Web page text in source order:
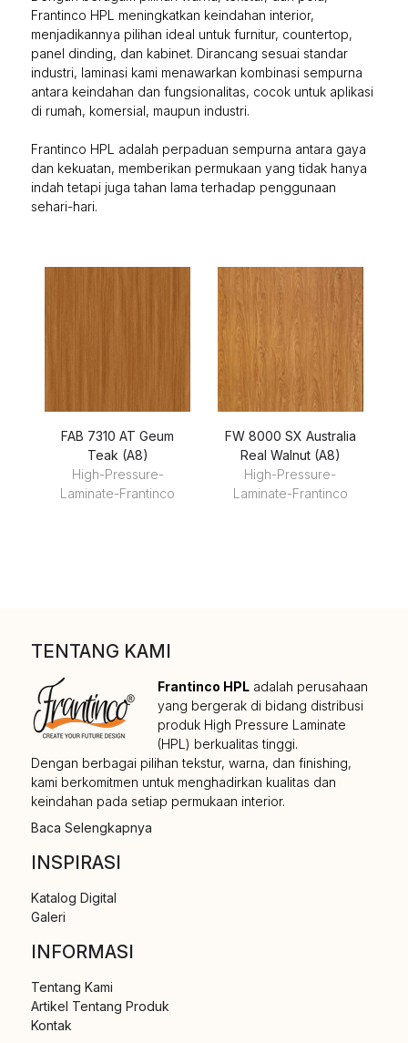
Frantinco HPL meningkatkan keindahan interior,
menjadikannya pilihan ideal untuk furnitur, countertop,
panel dinding, dan kabinet. Dirancang sesuai standar
industri, laminasi kami menawarkan kombinasi sempurna
antara keindahan dan fungsionalitas, cocok untuk aplikasi
di rumah, komersial, maupun industri.
Frantinco HPL adalah perpaduan sempurna antara gaya
dan kekuatan, memberikan permukaan yang tidak hanya
indah tetapi juga tahan lama terhadap penggunaan
sehari-hari.
FAB 7310 AT Geum
Teak (A8)
High-Pressure-
Laminate-Frantinco
FW 8000 SX Australia
Real Walnut (A8)
High-Pressure-
Laminate-Frantinco
TENTANG KAMI
Frantinco HPL adalah perusahaan
yang bergerak di bidang distribusi
produk High Pressure Laminate
(HPL) berkualitas tinggi.
Dengan berbagai pilihan tekstur, warna, dan finishing,
kami berkomitmen untuk menghadirkan kualitas dan
keindahan pada setiap permukaan interior.
Baca Selengkapnya
INSPIRASI
Katalog Digital
Galeri
INFORMASI
Tentang Kami
Artikel Tentang Produk
Kontak